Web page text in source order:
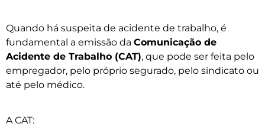
Quando há suspeita de acidente de trabalho, é
fundamental a emissão da Comunicação de
Acidente de Trabalho (CAT), que pode ser feita pelo
empregador, pelo próprio segurado, pelo sindicato ou
até pelo médico.
A CAT: